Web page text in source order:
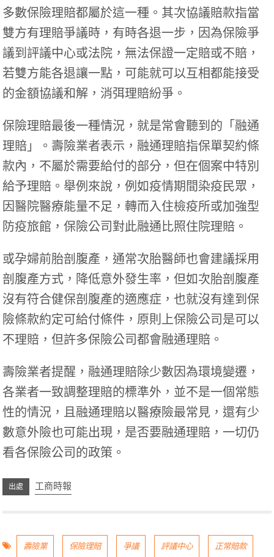
多數保險理賠都屬於這一種。其次協議賠款指當
雙方有理賠爭議時，有時各退一步，因為保險爭
議到評議中心或法院，無法保證一定賠或不賠，
若雙方能各退讓一點，可能就可以互相都能接受
的金額協議和解，消弭理賠紛爭。
保險理賠最後一種情況，就是常會聽到的「融通
理賠」。壽險業者表示，融通理賠指保單契約條
款內，不屬於需要給付的部分，但在個案中特別
給予理賠。舉例來說，例如疫情期間染疫民眾，
因醫院醫療能量不足，轉而入住檢疫所或加強型
防疫旅館，保險公司對此融通比照住院理賠。
或孕婦前胎剖腹產，通常次胎醫師也會建議採用
剖腹產方式，降低意外發生率，但如次胎剖腹產
沒有符合健保剖腹產的適應症，也就沒有達到保
險條款約定可給付條件，原則上保險公司是可以
不理賠，但許多保險公司都會融通理賠。
壽險業者提醒，融通理賠除少數因為環境變遷，
各業者一致調整理賠的標準外，並不是一個常態
性的情況，且融通理賠以醫療險最常見，還有少
數意外險也可能出現，是否要融通理賠，一切仍
看各保險公司的政策。
工商時報
壽險業 保險理賠 爭議 評議中心 正常賠款